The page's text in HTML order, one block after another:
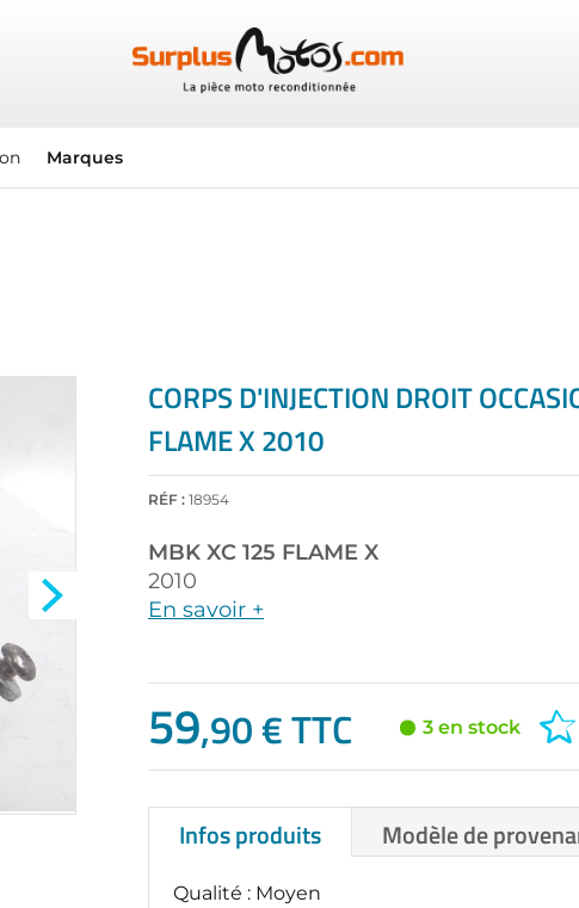
Marques
CORPS D'INJECTION DROIT
FLAME X 2010
RÉF : 18954
MBK XC 125 FLAME X
2010
En savoir +
59,90 € TTC 3 en stock
Infos produits
Qualité : Moyen
Modèle de